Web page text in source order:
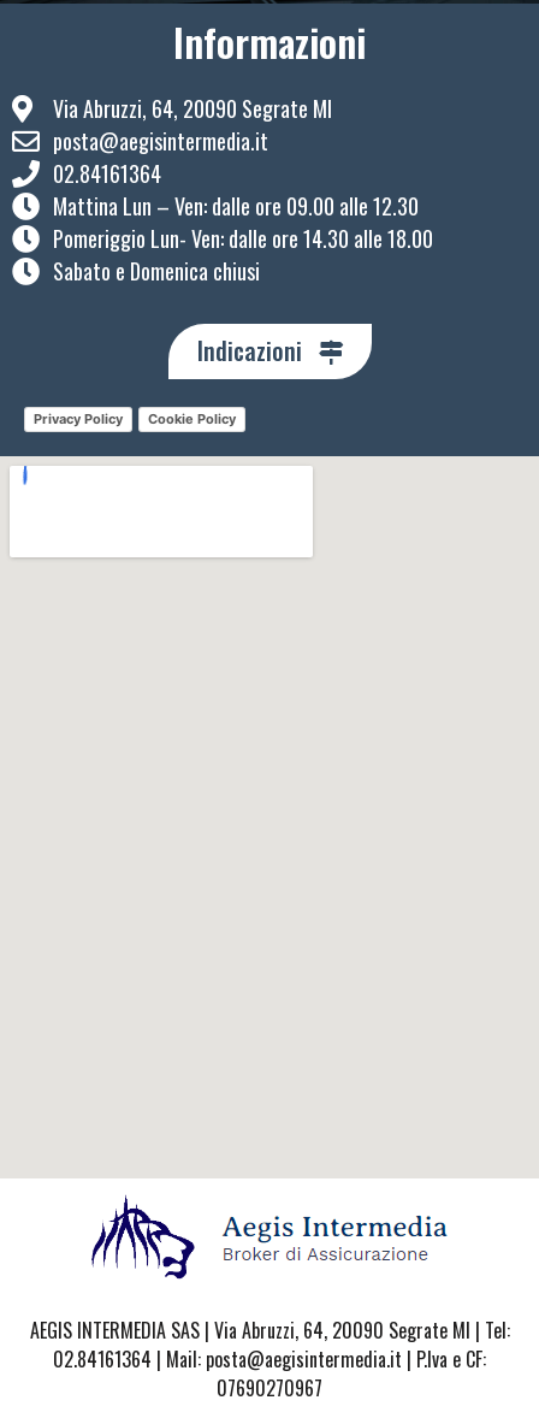
Informazioni
Via Abruzzi, 64, 20090 Segrate MI
posta@aegisintermedia.it
02.84161364
Mattina Lun – Ven: ​dalle ore 09.00 alle 12.30
Pomeriggio Lun- Ven: dalle ore 14.30 alle 18.00
Sabato e Domenica chiusi
Indicazioni
Privacy Policy Cookie Policy
AEGIS INTERMEDIA SAS | Via Abruzzi, 64, 20090 Segrate MI | Tel:
02.84161364 | Mail: posta@aegisintermedia.it | P.Iva e CF:
07690270967